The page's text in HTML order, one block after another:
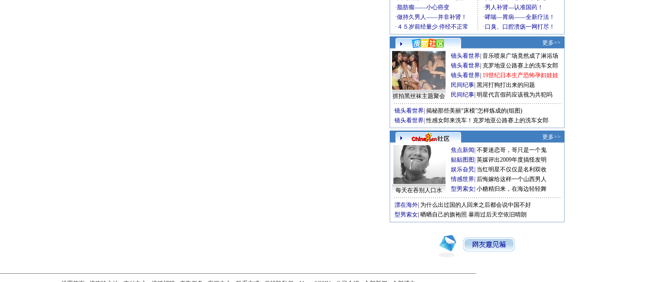
更多>>
抓拍黑丝袜主题聚会
镜头看世界 音乐喷泉广场竟然成了淋浴场
镜头看世界 克罗地亚公路赛上的洗车女郎
镜头看世界 19世纪日本生产恐怖孕妇娃娃
民间纪事 黑河打狗打出来的问题
民间纪事 明星代言假药应该视为共犯吗
镜头看世界 揭秘那些美丽“床模”怎样炼成的(组图)
镜头看世界 性感女郎来洗车！克罗地亚公路赛上的洗车女郎
更多>>
每天在吞别人口水
焦点新闻 不要迷恋哥，哥只是一个鬼
贴贴图图 英媒评出2009年度搞怪发明
娱乐旮旯 当红明星不仅仅是名利双收
情感世界 后悔嫁给这样一个山西男人
型男索女 小糖精归来，在海边轻轻舞
漂在海外 为什么出过国的人回来之后都会说中国不好
型男索女 晒晒自己的旗袍照 暴雨过后天空依旧晴朗